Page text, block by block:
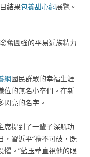
結果包養甜心網展覽。
奮圖強的平易近族精力
網國民群眾的幸福生涯
位的無名小卒們。在新
閃亮的名字。
席提到了一輩子深躲功
，習近平“禮不可破，既
懼。”藍玉華直視他的眼